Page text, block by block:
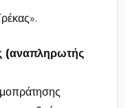
(αναπληρωτής